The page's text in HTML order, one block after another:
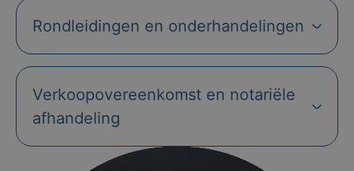
Rondleidingen en onderhandelingen
Verkoopovereenkomst en notariële
afhandeling